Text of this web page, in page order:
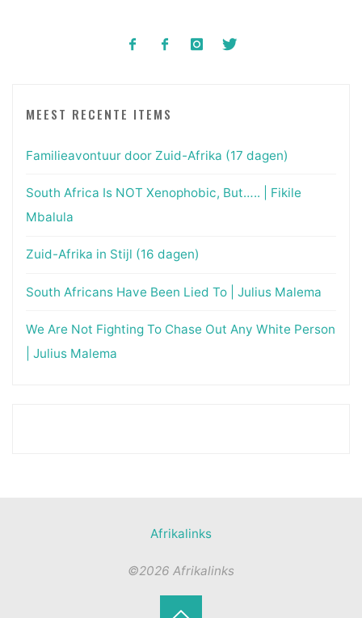
MEEST RECENTE ITEMS
Familieavontuur door Zuid-Afrika (17 dagen)
South Africa Is NOT Xenophobic, But….. | Fikile
Mbalula
Zuid-Afrika in Stijl (16 dagen)
South Africans Have Been Lied To | Julius Malema
We Are Not Fighting To Chase Out Any White Person
| Julius Malema
Afrikalinks
©2026 Afrikalinks